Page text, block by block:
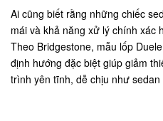
Ai cũng biết rằng những chiếc
mái và khả năng xử lý chính xác
Theo Bridgestone, mẫu lốp
định hướng đặc biệt giúp giảm
trình yên tĩnh, dễ chịu như sedan